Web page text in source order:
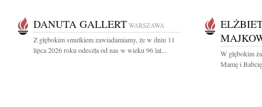
DANUTA GALLERT WARSZAWA
Z głębokim smutkiem zawiadamiamy, że w dniu 11
lipca 2026 roku odeszła od nas w wieku 96 lat...
W głębokim
Mamę i